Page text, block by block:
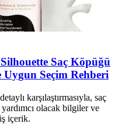
Saç Köpüğü
Uygun Seçim Rehberi
karşılaştırmasıyla, saç
olacak bilgiler ve
içerik.